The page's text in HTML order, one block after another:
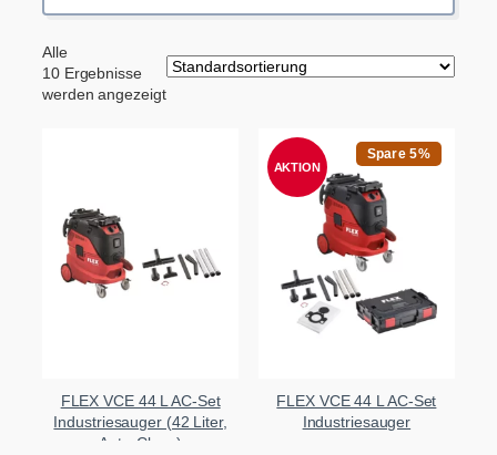
Alle
10 Ergebnisse
werden angezeigt
FLEX VCE 44 L AC-Set
Industriesauger (42 Liter,
Auto-Clean)
AKTION
FLEX VCE 44 L AC-Set
Industriesauger
Spare 5%